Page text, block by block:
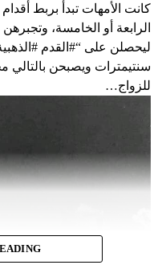
كانت الأمهات تبدأ بربط
الرابعة أو الخامسة،
ليحصلن على “#القدم
سنتيمترات ويصبحن
للزواج…